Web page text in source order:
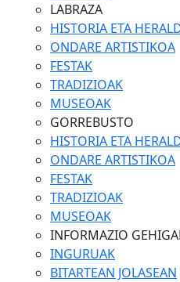
LABRAZA
HISTORIA ETA
ONDARE ARTISTIKOA
FESTAK
TRADIZIOAK
MUSEOAK
GORREBUSTO
HISTORIA ETA
ONDARE ARTISTIKOA
FESTAK
TRADIZIOAK
MUSEOAK
INFORMAZIO
INGURUAK
BITARTEAN JOLASEAN